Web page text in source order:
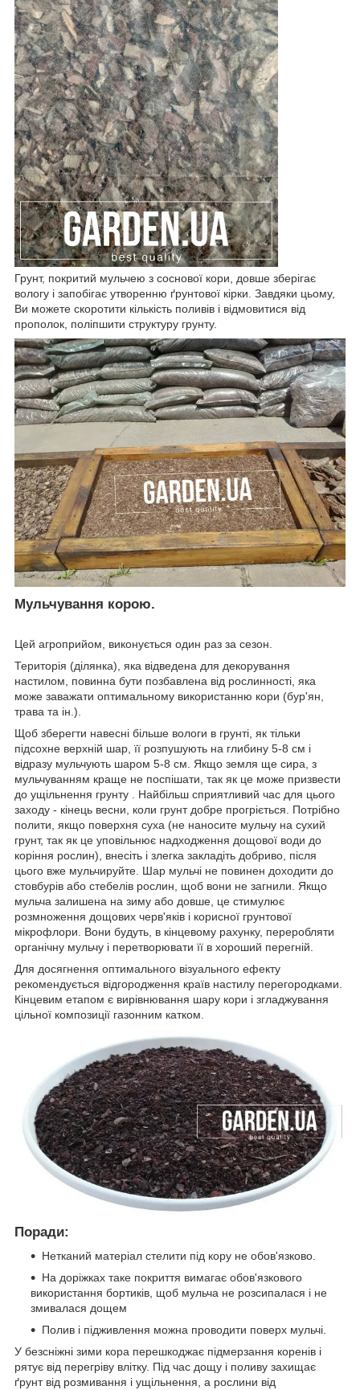
Грунт, покритий мульчею з соснової кори, довше зберігає
вологу і запобігає утворенню ґрунтової кірки. Завдяки цьому,
Ви можете скоротити кількість поливів і відмовитися від
прополок, поліпшити структуру грунту.
Мульчування корою.
Цей агроприйом, виконується один раз за сезон.
Територія (ділянка), яка відведена для декорування
настилом, повинна бути позбавлена від рослинності, яка
може заважати оптимальному використанню кори (бур'ян,
трава та ін.).
Щоб зберегти навесні більше вологи в грунті, як тільки
підсохне верхній шар, її розпушують на глибину 5-8 см і
відразу мульчують шаром 5-8 см. Якщо земля ще сира, з
мульчуванням краще не поспішати, так як це може призвести
до ущільнення грунту . Найбільш сприятливий час для цього
заходу - кінець весни, коли грунт добре прогріється. Потрібно
полити, якщо поверхня суха (не наносите мульчу на сухий
грунт, так як це уповільнює надходження дощової води до
коріння рослин), внесіть і злегка закладіть добриво, після
цього вже мульчируйте. Шар мульчі не повинен доходити до
стовбурів або стебелів рослин, щоб вони не загнили. Якщо
мульча залишена на зиму або довше, це стимулює
розмноження дощових черв'яків і корисної грунтової
мікрофлори. Вони будуть, в кінцевому рахунку, переробляти
органічну мульчу і перетворювати її в хороший перегній.
Для досягнення оптимального візуального ефекту
рекомендується відгородження країв настилу перегородками.
Кінцевим етапом є вирівнювання шару кори і згладжування
цільної композиції газонним катком.
Поради:
Нетканий матеріал стелити під кору не обов'язково.
На доріжках таке покриття вимагає обов'язкового
використання бортиків, щоб мульча не розсипалася і не
змивалася дощем
Полив і підживлення можна проводити поверх мульчі.
У безсніжні зими кора перешкоджає підмерзання коренів і
рятує від перегріву влітку. Під час дощу і поливу захищає
ґрунт від розмивання і ущільнення, а рослини від